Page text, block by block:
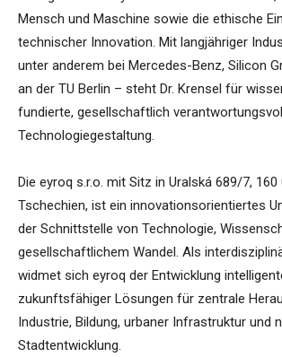
Mensch und Maschine sowie die ethische
technischer Innovation. Mit langjähriger
unter anderem bei Mercedes-Benz, Silicon
an der TU Berlin – steht Dr. Krensel für
fundierte, gesellschaftlich
Technologiegestaltung.
Die eyroq s.r.o. mit Sitz in Uralská 689/7, 160
Tschechien, ist ein innovationsorientiertes
der Schnittstelle von Technologie,
gesellschaftlichem Wandel. Als
widmet sich eyroq der Entwicklung
zukunftsfähiger Lösungen für zentrale
Industrie, Bildung, urbaner Infrastruktur und
Stadtentwicklung.